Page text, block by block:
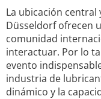
La ubicación central
Düsseldorf ofrecen
comunidad
interactuar. Por lo
evento
industria de
dinámico y la